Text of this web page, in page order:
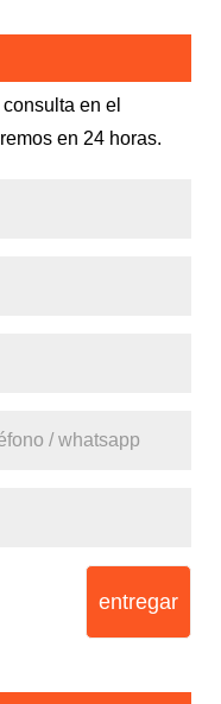
en el
en 24 horas.
entregar